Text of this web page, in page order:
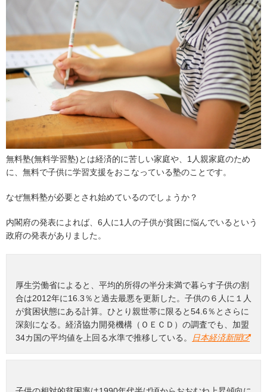
無料塾(無料学習塾)とは経済的に苦しい家庭や、1人親家庭のため
に、無料で子供に学習支援をおこなっている塾のことです。
なぜ無料塾が必要とされ始めているのでしょうか？
内閣府の発表によれば、6人に1人の子供が貧困に悩んでいるという
政府の発表がありました。
厚生労働省によると、平均的所得の半分未満で暮らす子供の割
合は2012年に16.3％と過去最悪を更新した。子供の６人に１人
が貧困状態にある計算。ひとり親世帯に限ると54.6％とさらに
深刻になる。経済協力開発機構（ＯＥＣＤ）の調査でも、加盟
34カ国の平均値を上回る水準で推移している。
日本経済新聞